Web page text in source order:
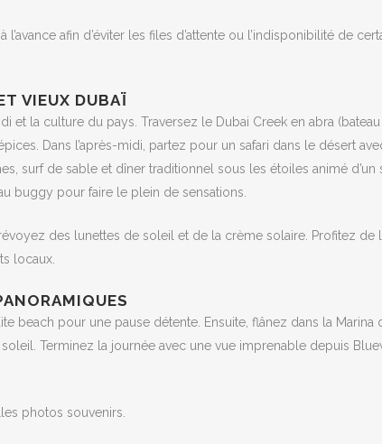
afin d’éviter les files d’attente ou l’indisponibilité de
VIEUX DUBAÏ
et la culture du pays. Traversez le Dubai Creek en abra (bateau
Dans l’après-midi, partez pour un safari dans le désert
surf de sable et dîner traditionnel sous les étoiles animé d’un
buggy pour faire le plein de sensations.
des lunettes de soleil et de la crème solaire. Profitez de
locaux.
beach pour une pause détente. Ensuite, flânez dans la Marina
Terminez la journée avec une vue imprenable depuis
photos souvenirs.